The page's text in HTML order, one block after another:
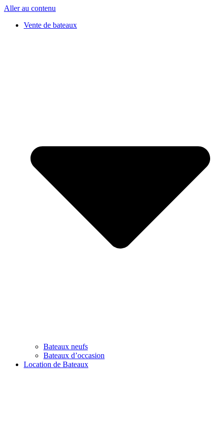
Aller au contenu
Vente de bateaux
Bateaux neufs
Bateaux d’occasion
Location de Bateaux